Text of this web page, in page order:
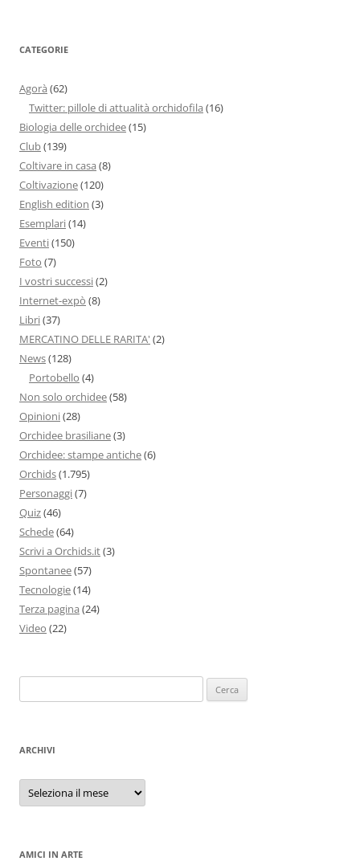
CATEGORIE
Agorà (62)
Twitter: pillole di attualità orchidofila (16)
Biologia delle orchidee(15)
Club(139)
Coltivare in casa (8)
Coltivazione(120)
English edition (3)
Esemplari(14)
Eventi(150)
Foto (7)
I vostri successi(2)
Internet-expò (8)
Libri(37)
MERCATINO DELLE RARITA' (2)
News(128)
Portobello (4)
Non solo orchidee(58)
Opinioni(28)
Orchidee brasiliane(3)
Orchidee: stampe antiche(6)
Orchids(1.795)
Personaggi(7)
Quiz(46)
Schede(64)
Scrivi a Orchids.it(3)
Spontanee(57)
Tecnologie(14)
Terza pagina (24)
Video (22)
per:
ARCHIVI
Archivi
AMICI IN ARTE